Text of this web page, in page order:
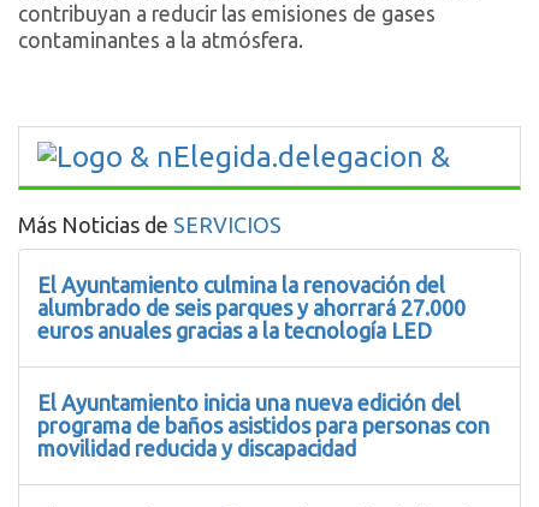
contribuyan a reducir las emisiones de gases
contaminantes a la atmósfera.
Más Noticias de SERVICIOS
El Ayuntamiento culmina la renovación del
alumbrado de seis parques y ahorrará 27.000
euros anuales gracias a la tecnología LED
El Ayuntamiento inicia una nueva edición del
programa de baños asistidos para personas con
movilidad reducida y discapacidad